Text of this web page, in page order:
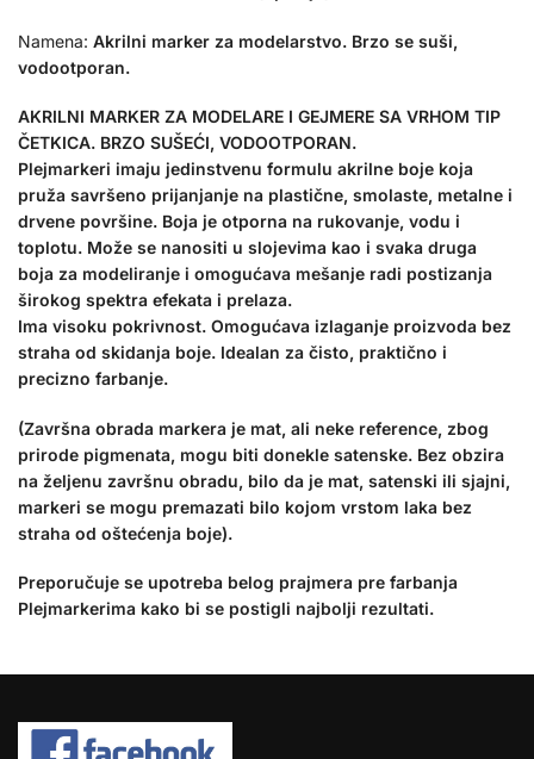
Namena: Akrilni marker za modelarstvo. Brzo se suši,
vodootporan.
AKRILNI MARKER ZA MODELARE I GEJMERE SA VRHOM TIP
ČETKICA. BRZO SUŠEĆI, VODOOTPORAN.
Plejmarkeri imaju jedinstvenu formulu akrilne boje koja
pruža savršeno prijanjanje na plastične, smolaste, metalne i
drvene površine. Boja je otporna na rukovanje, vodu i
toplotu. Može se nanositi u slojevima kao i svaka druga
boja za modeliranje i omogućava mešanje radi postizanja
širokog spektra efekata i prelaza.
Ima visoku pokrivnost. Omogućava izlaganje proizvoda bez
straha od skidanja boje. Idealan za čisto, praktično i
precizno farbanje.
(Završna obrada markera je mat, ali neke reference, zbog
prirode pigmenata, mogu biti donekle satenske. Bez obzira
na željenu završnu obradu, bilo da je mat, satenski ili sjajni,
markeri se mogu premazati bilo kojom vrstom laka bez
straha od oštećenja boje).
Preporučuje se upotreba belog prajmera pre farbanja
Plejmarkerima kako bi se postigli najbolji rezultati.